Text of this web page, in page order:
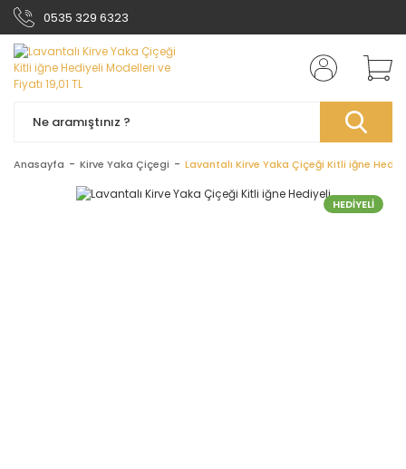
0535 329 6323
Anasayfa Kirve Yaka Çiçegi Lavantalı Kirve Yaka Çiçeği Kitli iğne
HEDİYELİ